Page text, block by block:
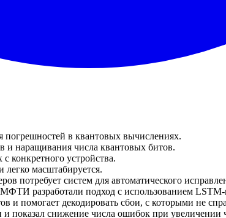
погрешностей в квантовых вычислениях.
и наращивания числа квантовых битов.
конкретного устройства.
легко масштабируется.
потребует систем для автоматического
разработали подход с использованием LSTM-
и помогает декодировать сбои, с которыми не
показал снижение числа ошибок при увеличении